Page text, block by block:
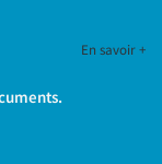
En savoir +